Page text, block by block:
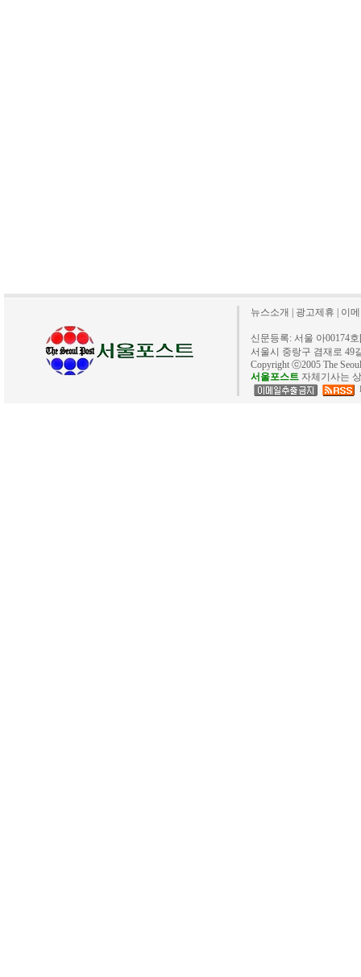
뉴스소개 광고제휴 이
신문등록: 서울 아00174
서울시 중랑구 겸재로 49
Copyright ⓒ2005 The
서울포스트 자체기사는